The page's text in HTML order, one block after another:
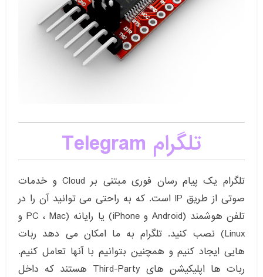
تلگرام Telegram
تلگرام یک پیام رسان فوری مبتنی بر Cloud و خدمات
صوتی از طریق IP است. که به راحتی می توانید آن را در
تلفن هوشمند (Android و iPhone) یا رایانه (PC ، Mac و
Linux) نصب کنید. تلگرام به ما امکان می دهد ربات
هایی ایجاد کنیم و همچنین بتوانیم با آنها تعامل کنیم.
ربات ها اپلیکیشن های Third-Party هستند که داخل